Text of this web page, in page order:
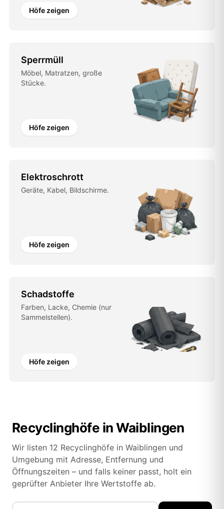
Höfe zeigen
Sperrmüll
Möbel, Matratzen, große
Stücke.
Höfe zeigen
Elektroschrott
Geräte, Kabel, Bildschirme.
Höfe zeigen
Schadstoffe
Farben, Lacke, Chemie (nur
Sammelstellen).
Höfe zeigen
Recyclinghöfe in Waiblingen
Wir listen 12 Recyclinghöfe in Waiblingen und
Umgebung mit Adresse, Entfernung und
Öffnungszeiten – und falls keiner passt, holt ein
geprüfter Anbieter Ihre Wertstoffe ab.